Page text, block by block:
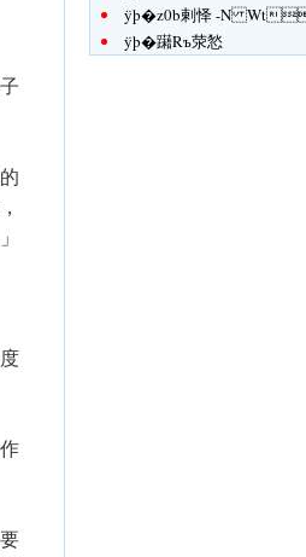
ÿþ�z0b剌怿 -N
ÿþ�躤Rъ荥悐